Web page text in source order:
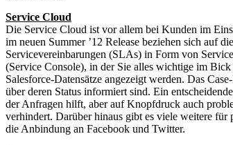
Service Cloud
Die Service Cloud ist vor allem bei Kunden im
im neuen Summer ’12 Release beziehen sich auf
Servicevereinbarungen (SLAs) in Form von
(Service Console), in der Sie alles wichtige im
Salesforce-Datensätze angezeigt werden. Das
über deren Status informiert sind. Ein
der Anfragen hilft, aber auf Knopfdruck auch
verhindert. Darüber hinaus gibt es viele weitere
die Anbindung an Facebook und Twitter.